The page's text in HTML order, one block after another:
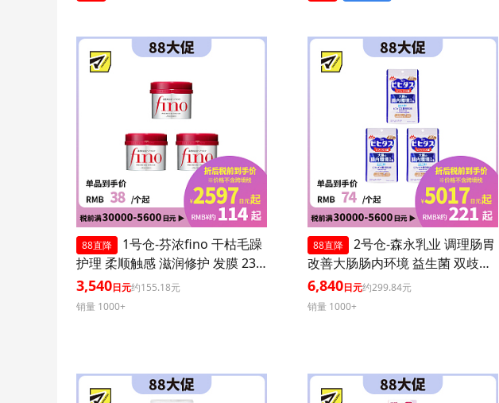
88直降
1号仓-芬浓fino 干枯毛躁
护理 柔顺触感 滋润修护 发膜 230
g 3个装
3,540日元约155.18元
销量 1000+
88直降
2号仓-森永乳业 调理肠胃
改善大肠肠内环境 益生菌 双歧杆
菌胶囊 30粒 3个装
6,840日元约299.84元
销量 1000+